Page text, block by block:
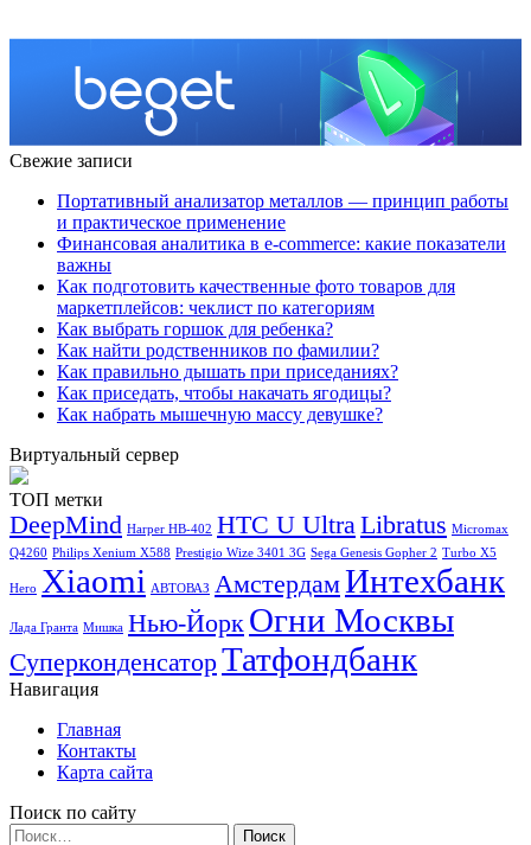
Свежие записи
Портативный анализатор металлов — принцип работы
и практическое применение
Финансовая аналитика в e-commerce: какие показатели
важны
Как подготовить качественные фото товаров для
маркетплейсов: чеклист по категориям
Как выбрать горшок для ребенка?
Как найти родственников по фамилии?
Как правильно дышать при приседаниях?
Как приседать, чтобы накачать ягодицы?
Как набрать мышечную массу девушке?
Виртуальный сервер
ТОП метки
DeepMind Harper HB-402 HTC U UltraLibratus Micromax
Q4260 Philips Xenium X588 Prestigio Wize 3401 3G Sega Genesis Gopher 2 Turbo X5
Hero Xiaomi АВТОВАЗ АмстердамИнтехбанк
Лада Гранта Мишка Нью-Йорк Огни Москвы
СуперконденсаторТатфондбанк
Навигация
Главная
Контакты
Карта сайта
Поиск по сайту
Найти: